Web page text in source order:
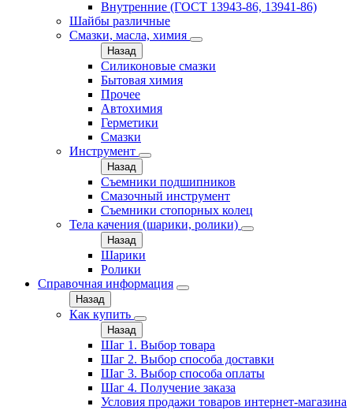
Внутренние (ГОСТ 13943-86, 13941-86)
Шайбы различные
Смазки, масла, химия
Назад
Силиконовые смазки
Бытовая химия
Прочее
Автохимия
Герметики
Смазки
Инструмент
Назад
Съемники подшипников
Смазочный инструмент
Съемники стопорных колец
Тела качения (шарики, ролики)
Назад
Шарики
Ролики
Справочная информация
Назад
Как купить
Назад
Шаг 1. Выбор товара
Шаг 2. Выбор способа доставки
Шаг 3. Выбор способа оплаты
Шаг 4. Получение заказа
Условия продажи товаров интернет-магазина